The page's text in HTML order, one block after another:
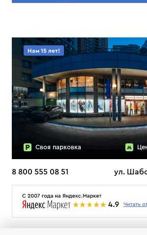
Нам 15 лет!
Своя парковка
8 800 555 08 51 ул.